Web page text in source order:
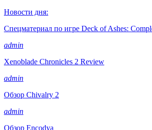
Новости дня:
Спецматериал по игре Deck of Ashes:
admin
Xenoblade Chronicles 2 Review
admin
Обзор Chivalry 2
admin
Обзор Encodya